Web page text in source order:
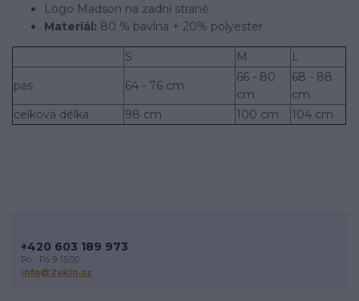
Logo Madson na zadní straně
Materiál: 80 % bavlna + 20% polyester
S M
L
pas
64 - 76 cm
66 - 80
cm
68 - 88
cm
celková délka
98 cm 100 cm 104 cm
+420 603 189 973
Po - Pá 9-15:00
info@2skin.cz